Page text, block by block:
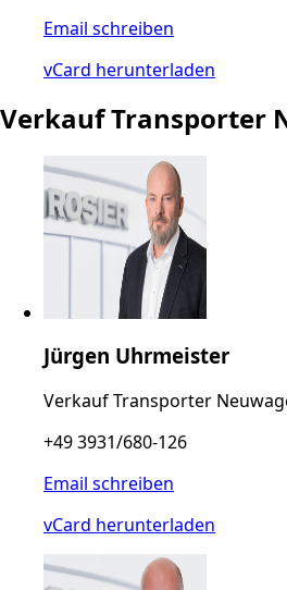
Email schreiben
vCard herunterladen
Verkauf Transporter
Jürgen Uhrmeister
Verkauf Transporter
+49 3931/680-126
Email schreiben
vCard herunterladen